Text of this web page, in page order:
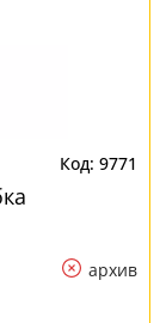
9771
архив